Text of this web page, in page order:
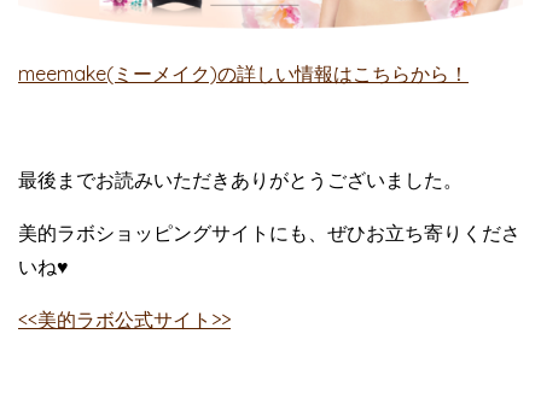
meemake(ミーメイク)の詳しい情報はこちらから！
最後までお読みいただきありがとうございました。
美的ラボショッピングサイトにも、ぜひお立ち寄りくださ
いね♥
<<美的ラボ公式サイト>>